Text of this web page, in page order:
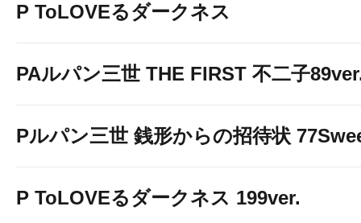
P ToLOVEるダークネス
PAルパン三世 THE FIRST 不二子
Pルパン三世 銭形からの招待状
P ToLOVEるダークネス 199ver.